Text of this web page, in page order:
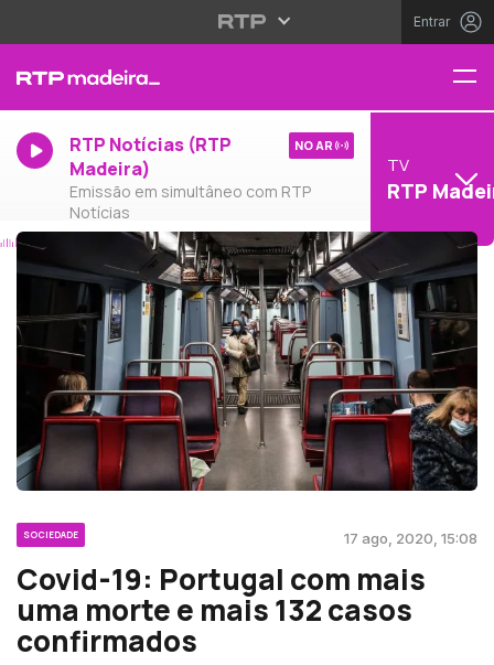
Entrar
RTP Notícias (RTP
Madeira)
Emissão em simultâneo com RTP
Notícias
NO AR
TV
RTP
SOCIEDADE 17 ago, 2020, 15:08
Covid-19: Portugal com mais
uma morte e mais 132 casos
confirmados